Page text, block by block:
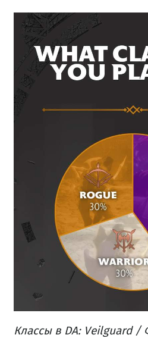
Классы в DA: Veilguard /